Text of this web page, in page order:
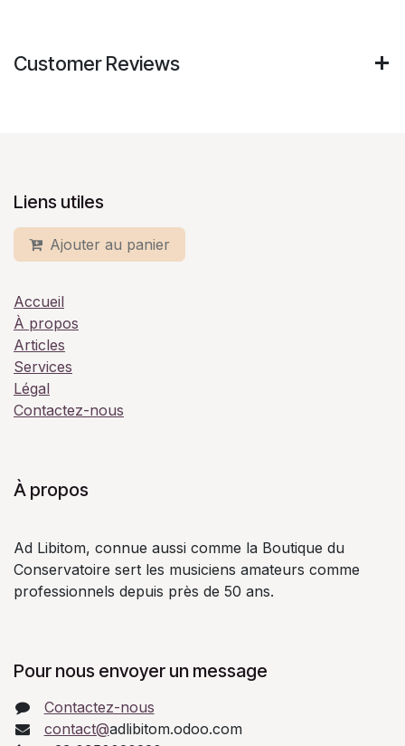
Customer Reviews
Liens utiles
Ajouter au panier
Accueil
À propos
Articles
Services
Légal
Contactez-nous
À propos
Ad Libitom, connue aussi comme la Boutique du
Conservatoire sert les musiciens amateurs comme
professionnels depuis près de 50 ans.
Pour nous envoyer un message
Contactez-nous
contact@adlibitom.odoo.com